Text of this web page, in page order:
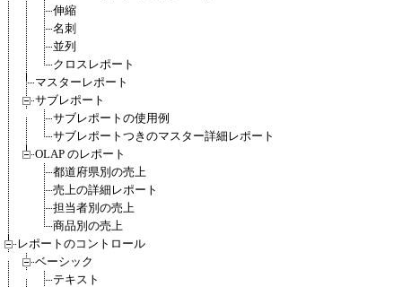
伸縮
名刺
並列
クロスレポート
マスターレポート
サブレポート
サブレポートの使用例
サブレポートつきのマスター詳細レポート
OLAP のレポート
都道府県別の売上
売上の詳細レポート
担当者別の売上
商品別の売上
レポートのコントロール
ベーシック
テキスト